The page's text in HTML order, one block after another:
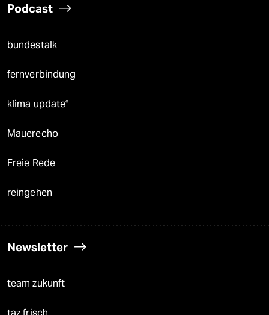
Podcast
bundestalk
fernverbindung
klima update°
Mauerecho
Freie Rede
reingehen
Newsletter
team zukunft